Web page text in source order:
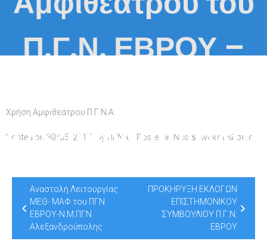
Π.Γ.Ν. ΕΒΡΟΥ –
Αλεξανδρούπολης
Χρήση Αμφιθεάτρου Π.Γ.Ν.Α.
Posted on 30/05/2017 by ΠΓΝΑ Posted in Νέα & Ανακοινώσεις
Post
navigation
Αναστολή Λειτουργίας
ΜΕΘ- ΜΑΦ του ΠΓΝ
ΕΒΡΟΥ-Ν.Μ.ΠΓΝ
Αλεξανδρούπολης
ΠΡΟΚΗΡΥΞΗ ΕΚΛΟΓΩΝ
ΕΠΙΣΤΗΜΟΝΙΚΟΥ
ΣΥΜΒΟΥΛΙΟΥ Π.Γ.Ν.
ΕΒΡΟΥ